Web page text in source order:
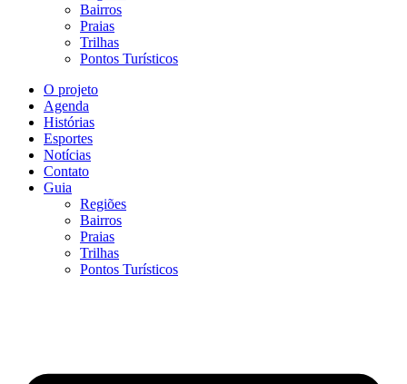
Bairros
Praias
Trilhas
Pontos Turísticos
O projeto
Agenda
Histórias
Esportes
Notícias
Contato
Guia
Regiões
Bairros
Praias
Trilhas
Pontos Turísticos